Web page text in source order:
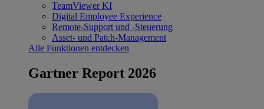
TeamViewer KI
Digital Employee Experience
Remote-Support und -Steuerung
Asset- und Patch-Management
Alle Funktionen entdecken
Gartner Report 2026